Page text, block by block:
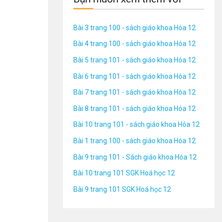
Bài 3 trang 100 - sách giáo khoa Hóa 12
Bài 4 trang 100 - sách giáo khoa Hóa 12
Bài 5 trang 101 - sách giáo khoa Hóa 12
Bài 6 trang 101 - sách giáo khoa Hóa 12
Bài 7 trang 101 - sách giáo khoa Hóa 12
Bài 8 trang 101 - sách giáo khoa Hóa 12
Bài 10 trang 101 - sách giáo khoa Hóa 12
Bài 1 trang 100 - sách giáo khoa Hóa 12
Bài 9 trang 101 - Sách giáo khoa Hóa 12
Bài 10 trang 101 SGK Hoá học 12
Bài 9 trang 101 SGK Hoá học 12